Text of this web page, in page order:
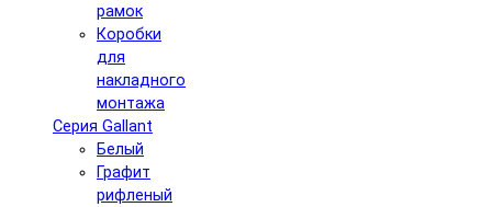
рамок
Коробки
для
накладного
монтажа
Серия Gallant
Белый
Графит
рифленый